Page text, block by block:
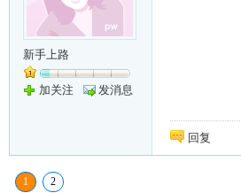
新手上路
加关注 发消息
回复
1 2